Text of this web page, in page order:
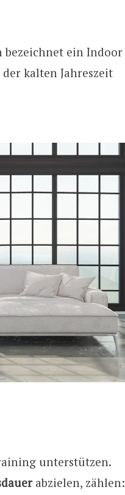
bezeichnet ein Indoor
kalten Jahreszeit
unterstützen.
abzielen, zählen: